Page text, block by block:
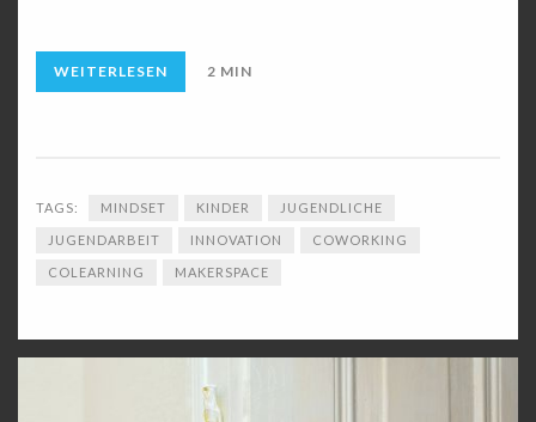
WEITERLESEN 2 MIN
TAGS: MINDSET KINDER JUGENDLICHE
JUGENDARBEIT INNOVATION COWORKING
COLEARNING MAKERSPACE